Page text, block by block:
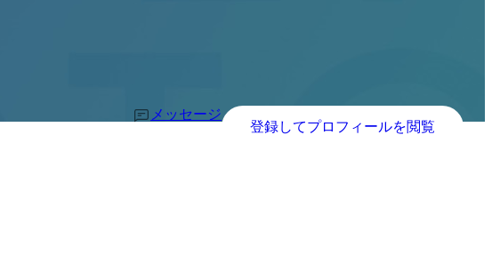
メッセージ
登録してプロフィールを閲覧